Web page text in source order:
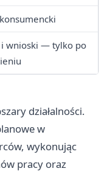
i wnioski — tylko po
działalności.
w
wykonując
pracy oraz